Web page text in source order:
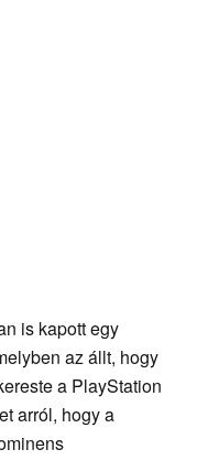
is kapott egy
az állt, hogy
a PlayStation
arról, hogy a